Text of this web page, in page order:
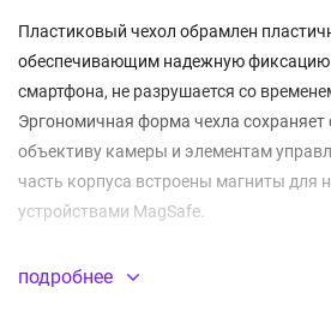
Пластиковый чехол обрамлен
обеспечивающим надежную фиксацию
смартфона, не разрушается со
Эргономичная форма чехла сохраняет
объективу камеры и элементам
часть корпуса встроены магниты для
устройствами MagSafe.
Встроенный магнитный модуль
подробнее